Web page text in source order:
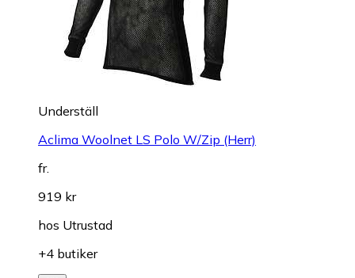
Underställ
Aclima Woolnet LS Polo W/Zip (Herr)
fr.
919 kr
hos Utrustad
+4 butiker